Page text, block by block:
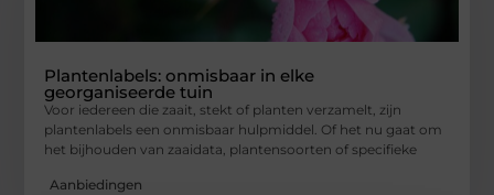
Plantenlabels: onmisbaar in elke
georganiseerde tuin
Voor iedereen die zaait, stekt of planten verzamelt, zijn
plantenlabels een onmisbaar hulpmiddel. Of het nu gaat om
het bijhouden van zaaidata, plantensoorten of specifieke
Aanbiedingen